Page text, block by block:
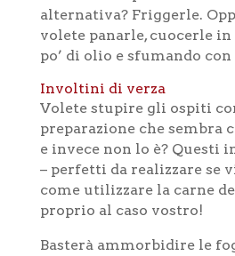
alternativa? Friggerle.
volete panarle, cuocerle
po’ di olio e sfumando
Involtini di verza
Volete stupire gli ospiti
preparazione che sembra
e invece non lo è? Questi
– perfetti da realizzare se
come utilizzare la carne
proprio al caso vostro!
Basterà ammorbidire le